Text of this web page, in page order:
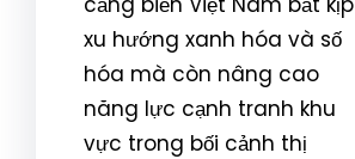
xu hướng xanh hóa và số
hóa mà còn nâng cao
năng lực cạnh tranh khu
vực trong bối cảnh thị